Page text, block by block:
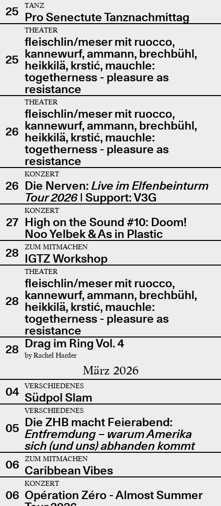
25
TANZ
Pro Senectute Tanznachmittag
25
THEATER
fleischlin/meser mit ruocco,
kannewurf, ammann, brechbühl,
heikkilä, krstić, mauchle:
togetherness - pleasure as
resistance
26
THEATER
fleischlin/meser mit ruocco,
kannewurf, ammann, brechbühl,
heikkilä, krstić, mauchle:
togetherness - pleasure as
resistance
26
KONZERT
Die Nerven: Live im Elfenbeinturm
Tour 2026| Support: V3G
27
KONZERT
High on the Sound #10: Doom!
Noo Yelbek & As in Plastic
28
ZUM MITMACHEN
IGTZ Workshop
28
THEATER
fleischlin/meser mit ruocco,
kannewurf, ammann, brechbühl,
heikkilä, krstić, mauchle:
togetherness - pleasure as
resistance
28 Drag im Ring Vol. 4
by Rachel Harder
März 2026
04 VERSCHIEDENES
Südpol Slam
05
VERSCHIEDENES
Die ZHB macht Feierabend:
Entfremdung – warum Amerika
sich (und uns) abhanden kommt
06
ZUM MITMACHEN
Caribbean Vibes
06
KONZERT
Opération Zéro - Almost Summer